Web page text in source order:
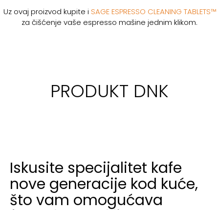
Uz ovaj proizvod kupite i SAGE ESPRESSO CLEANING TABLETS™
za čišćenje vaše espresso mašine jednim klikom.
PRODUKT DNK
Iskusite specijalitet kafe
nove generacije kod kuće,
što vam omogućava